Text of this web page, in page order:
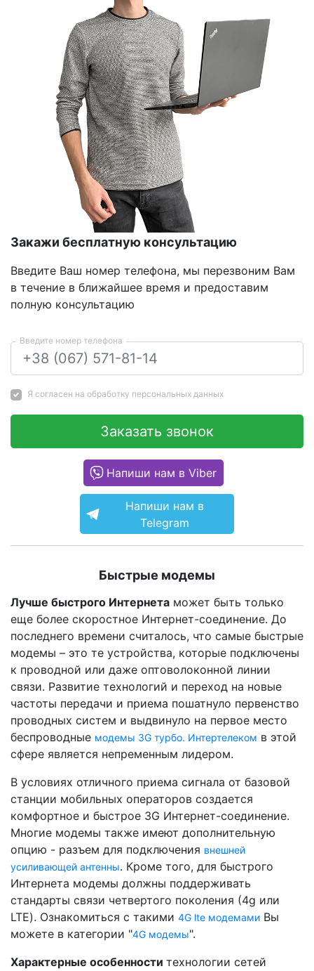
Закажи бесплатную консультацию
Введите Ваш номер телефона, мы перезвоним Вам
в течение в ближайшее время и предоставим
полную консультацию
Введите номер телефона
Я согласен на обработку персональных данных
Заказать звонок
Напиши нам в Viber
Напиши нам в
Telegram
Быстрые модемы
Лучше быстрого Интернета может быть только
еще более скоростное Интернет-соединение. До
последнего времени считалось, что самые быстрые
модемы – это те устройства, которые подключены
к проводной или даже оптоволоконной линии
связи. Развитие технологий и переход на новые
частоты передачи и приема пошатнуло первенство
проводных систем и выдвинуло на первое место
беспроводные модемы 3G турбо. Интертелеком в этой
сфере является непременным лидером.
В условиях отличного приема сигнала от базовой
станции мобильных операторов создается
комфортное и быстрое 3G Интернет-соединение.
Многие модемы также имеют дополнительную
опцию - разъем для подключения внешней
усиливающей антенны. Кроме того, для быстрого
Интернета модемы должны поддерживать
стандарты связи четвертого поколения (4g или
LTE). Ознакомиться с такими 4G lte модемами Вы
можете в категории "4G модемы".
Характерные особенности технологии сетей